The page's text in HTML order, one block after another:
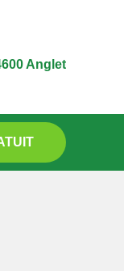
Anglet